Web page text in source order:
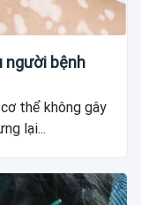
người bệnh
thể không gây
lại...